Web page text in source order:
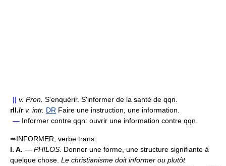
|| v. Pron. S'enquérir. S'informer de la santé de qqn.
rII./r v. intr. DR Faire une instruction, une information.
— Informer contre qqn: ouvrir une information contre qqn.
⇒INFORMER, verbe trans.
I. A. — PHILOS. Donner une forme, une structure signifiante à
quelque chose. Le christianisme doit informer ou plutôt